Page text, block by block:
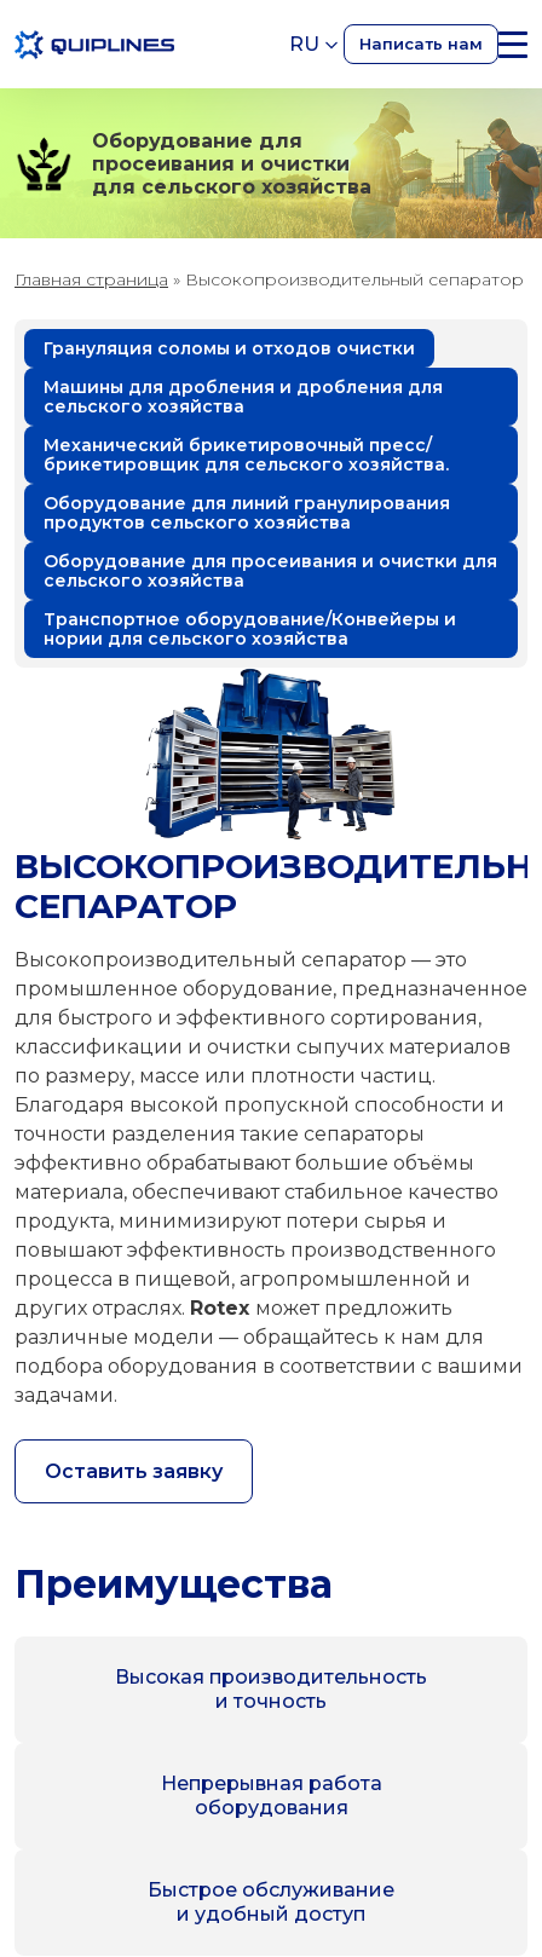
RU Написать нам
Оборудование для
просеивания и очистки
для сельского хозяйства
Главная страница » Высокопроизводительный сепаратор
Грануляция соломы и отходов очистки
Машины для дробления и дробления для
сельского хозяйства
Механический брикетировочный пресс/
брикетировщик для сельского хозяйства.
Оборудование для линий гранулирования
продуктов сельского хозяйства
Оборудование для просеивания и очистки для
сельского хозяйства
Транспортное оборудование/Конвейеры и
нории для сельского хозяйства
СЕПАРАТОР
Высокопроизводительный сепаратор — это
промышленное оборудование, предназначенное
для быстрого и эффективного сортирования,
классификации и очистки сыпучих материалов
по размеру, массе или плотности частиц.
Благодаря высокой пропускной способности и
точности разделения такие сепараторы
эффективно обрабатывают большие объёмы
материала, обеспечивают стабильное качество
продукта, минимизируют потери сырья и
повышают эффективность производственного
процесса в пищевой, агропромышленной и
других отраслях. Rotex может предложить
различные модели — обращайтесь к нам для
подбора оборудования в соответствии с вашими
задачами.
Оставить заявку
Преимущества
Высокая производительность
и точность
Непрерывная работа
оборудования
Быстрое обслуживание
и удобный доступ